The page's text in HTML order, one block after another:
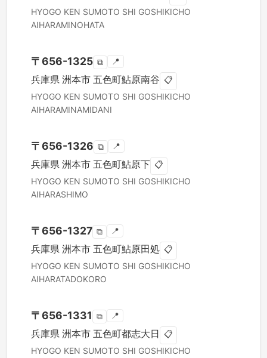
HYOGO KEN SUMOTO SHI GOSHIKICHO
AIHARAMINOHATA
〒656-1325 ⧉ 📍
兵庫県 洲本市 五色町鮎原南谷 📋
HYOGO KEN SUMOTO SHI GOSHIKICHO
AIHARAMINAMIDANI
〒656-1326 ⧉ 📍
兵庫県 洲本市 五色町鮎原下 📋
HYOGO KEN SUMOTO SHI GOSHIKICHO
AIHARASHIMO
〒656-1327 ⧉ 📍
兵庫県 洲本市 五色町鮎原田処 📋
HYOGO KEN SUMOTO SHI GOSHIKICHO
AIHARATADOKORO
〒656-1331 ⧉ 📍
兵庫県 洲本市 五色町都志大日 📋
HYOGO KEN SUMOTO SHI GOSHIKICHO